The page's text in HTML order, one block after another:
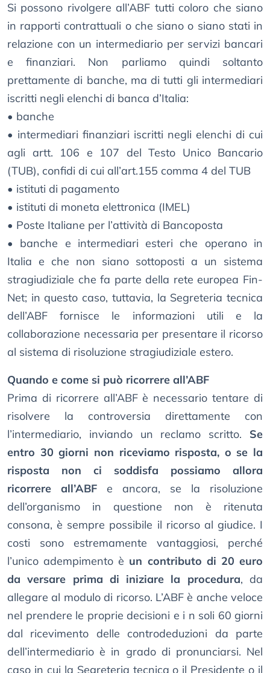
Si possono rivolgere all’ABF tutti coloro che siano
in rapporti contrattuali o che siano o siano stati in
relazione con un intermediario per servizi bancari
e finanziari. Non parliamo quindi soltanto
prettamente di banche, ma di tutti gli intermediari
iscritti negli elenchi di banca d’Italia:
• banche
• intermediari finanziari iscritti negli elenchi di cui
agli artt. 106 e 107 del Testo Unico Bancario
(TUB), confidi di cui all’art.155 comma 4 del TUB
• istituti di pagamento
• istituti di moneta elettronica (IMEL)
• Poste Italiane per l’attività di Bancoposta
• banche e intermediari esteri che operano in
Italia e che non siano sottoposti a un sistema
stragiudiziale che fa parte della rete europea Fin-
Net; in questo caso, tuttavia, la Segreteria tecnica
dell’ABF fornisce le informazioni utili e la
collaborazione necessaria per presentare il ricorso
al sistema di risoluzione stragiudiziale estero.
Quando e come si può ricorrere all’ABF
Prima di ricorrere all’ABF è necessario tentare di
risolvere la controversia direttamente con
l’intermediario, inviando un reclamo scritto. Se
entro 30 giorni non riceviamo risposta, o se la
risposta non ci soddisfa possiamo allora
ricorrere all’ABF e ancora, se la risoluzione
dell’organismo in questione non è ritenuta
consona, è sempre possibile il ricorso al giudice. I
costi sono estremamente vantaggiosi, perché
l’unico adempimento è un contributo di 20 euro
da versare prima di iniziare la procedura, da
allegare al modulo di ricorso. L’ABF è anche veloce
nel prendere le proprie decisioni e i n soli 60 giorni
dal ricevimento delle controdeduzioni da parte
dell’intermediario è in grado di pronunciarsi. Nel
caso in cui la Segreteria tecnica o il Presidente o il